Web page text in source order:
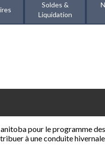
Soldes &
Liquidation
pour le programme
à une conduite